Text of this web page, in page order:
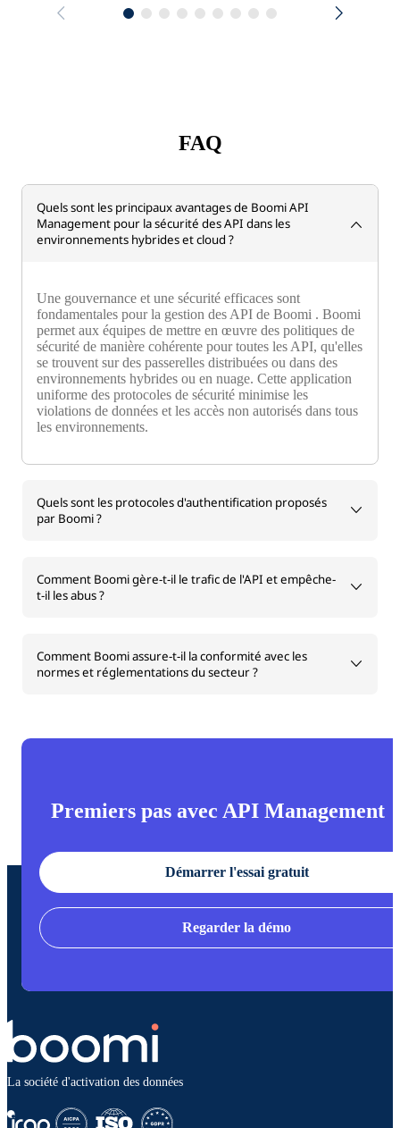
FAQ
Quels sont les principaux avantages de Boomi API
Management pour la sécurité des API dans les
environnements hybrides et cloud ?
Une gouvernance et une sécurité efficaces sont
fondamentales pour la gestion des API de Boomi . Boomi
permet aux équipes de mettre en œuvre des politiques de
sécurité de manière cohérente pour toutes les API, qu'elles
se trouvent sur des passerelles distribuées ou dans des
environnements hybrides ou en nuage. Cette application
uniforme des protocoles de sécurité minimise les
violations de données et les accès non autorisés dans tous
les environnements.
Quels sont les protocoles d'authentification proposés
par Boomi ?
Comment Boomi gère-t-il le trafic de l'API et empêche-
t-il les abus ?
Comment Boomi assure-t-il la conformité avec les
normes et réglementations du secteur ?
Premiers pas avec API Management
Démarrer l'essai gratuit
Regarder la démo
La société d'activation des données